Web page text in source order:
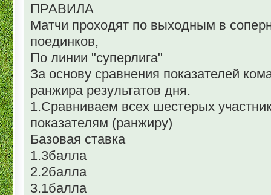
ПРАВИЛА
Матчи проходят по выходным в
поединков,
По линии "суперлига"
За основу сравнения показателей
ранжира результатов дня.
1.Сравниваем всех шестерых
показателям (ранжиру)
Базовая ставка
1.3балла
2.2балла
3.1балла